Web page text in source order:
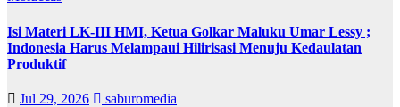
Isi Materi LK-III HMI, Ketua Golkar Maluku Umar Lessy ;
Indonesia Harus Melampaui Hilirisasi Menuju Kedaulatan
Produktif
Jul 29, 2026 saburomedia